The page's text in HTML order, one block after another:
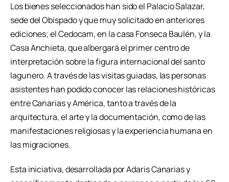
Los bienes seleccionados han sido el Palacio Salazar,
sede del Obispado y que muy solicitado en anteriores
ediciones; el Cedocam, en la casa Fonseca Baulén, y la
Casa Anchieta, que albergará el primer centro de
interpretación sobre la figura internacional del santo
lagunero. A través de las visitas guiadas, las personas
asistentes han podido conocer las relaciones históricas
entre Canarias y América, tanto a través de la
arquitectura, el arte y la documentación, como de las
manifestaciones religiosas y la experiencia humana en
las migraciones.
Esta iniciativa, desarrollada por Adaris Canarias y